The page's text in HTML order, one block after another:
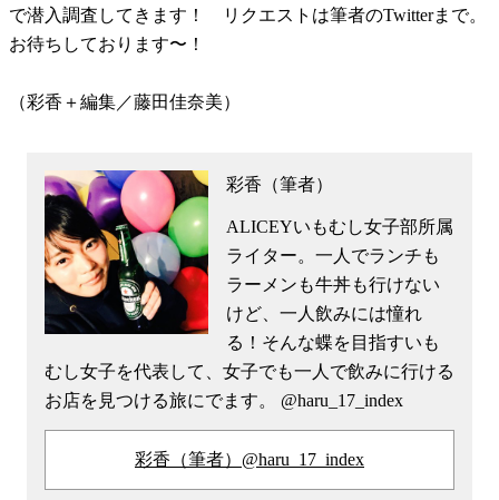
で潜入調査してきます！ リクエストは筆者のTwitterまで。
お待ちしております〜！
（彩香＋編集／藤田佳奈美）
彩香（筆者）
ALICEYいもむし女子部所属
ライター。一人でランチも
ラーメンも牛丼も行けない
けど、一人飲みには憧れ
る！そんな蝶を目指すいも
むし女子を代表して、女子でも一人で飲みに行ける
お店を見つける旅にでます。 @haru_17_index
彩香（筆者）@haru_17_index